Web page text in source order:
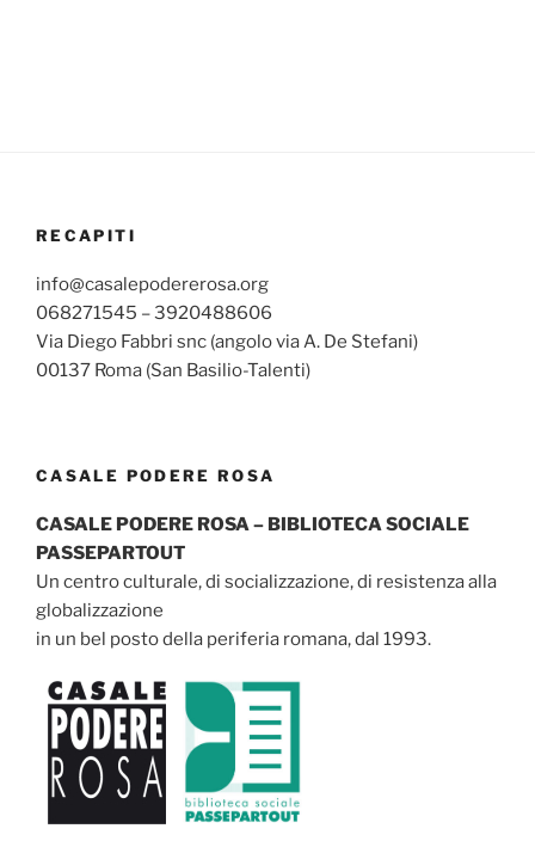
RECAPITI
info@casalepodererosa.org
068271545 – 3920488606
Via Diego Fabbri snc (angolo via A. De Stefani)
00137 Roma (San Basilio-Talenti)
CASALE PODERE ROSA
CASALE PODERE ROSA – BIBLIOTECA SOCIALE
PASSEPARTOUT
Un centro culturale, di socializzazione, di resistenza alla
globalizzazione
in un bel posto della periferia romana, dal 1993.